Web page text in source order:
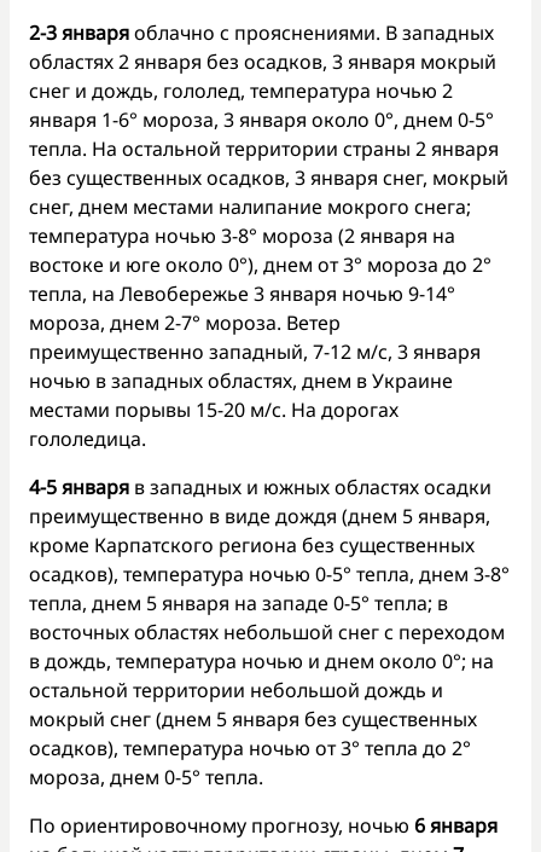
2-3 январяоблачно с прояснениями. В западных
областях 2 января без осадков, 3 января мокрый
снег и дождь, гололед, температура ночью 2
января 1-6° мороза, 3 января около 0°, днем 0-5°
тепла. На остальной территории страны 2 января
без существенных осадков, 3 января снег, мокрый
снег, днем местами налипание мокрого снега;
температура ночью 3-8° мороза (2 января на
востоке и юге около 0°), днем от 3° мороза до 2°
тепла, на Левобережье 3 января ночью 9-14°
мороза, днем 2-7° мороза. Ветер
преимущественно западный, 7-12 м/с, 3 января
ночью в западных областях, днем в Украине
местами порывы 15-20 м/с. На дорогах
гололедица.
4-5 января в западных и южных областях осадки
преимущественно в виде дождя (днем 5 января,
кроме Карпатского региона без существенных
осадков), температура ночью 0-5° тепла, днем 3-8°
тепла, днем 5 января на западе 0-5° тепла; в
восточных областях небольшой снег с переходом
в дождь, температура ночью и днем около 0°; на
остальной территории небольшой дождь и
мокрый снег (днем 5 января без существенных
осадков), температура ночью от 3° тепла до 2°
мороза, днем 0-5° тепла.
По ориентировочному прогнозу, ночью 6 января